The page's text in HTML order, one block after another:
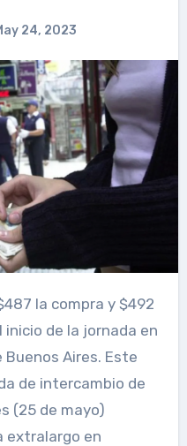
24, 2023
la compra y $492
de la jornada en
Buenos Aires. Este
de intercambio de
(25 de mayo)
extralargo en